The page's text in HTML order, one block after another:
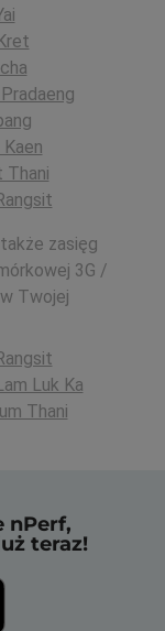
Kaen
Thani
zasięg
3G /
Twojej
Luk Ka
Thani
nPerf,
teraz!